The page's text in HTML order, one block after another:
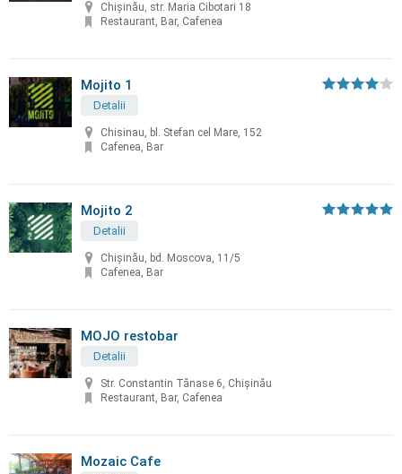
Chişinău, str. Maria Cibotari 18
Restaurant, Bar, Cafenea
Mojito 1
Detalii
Chisinau, bl. Stefan cel Mare, 152
Cafenea, Bar
Mojito 2
Detalii
Chişinău, bd. Moscova, 11/5
Cafenea, Bar
MOJO restobar
Detalii
Str. Constantin Tănase 6, Chișinău
Restaurant, Bar, Cafenea
Mozaic Cafe